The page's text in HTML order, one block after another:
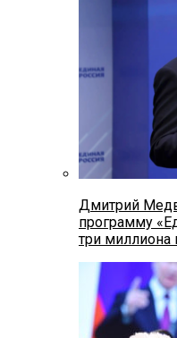
Дмитрий
программу
три